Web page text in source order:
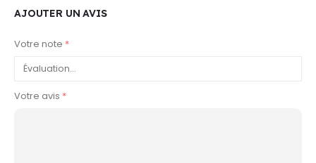
AJOUTER UN AVIS
Votre note *
Votre avis *